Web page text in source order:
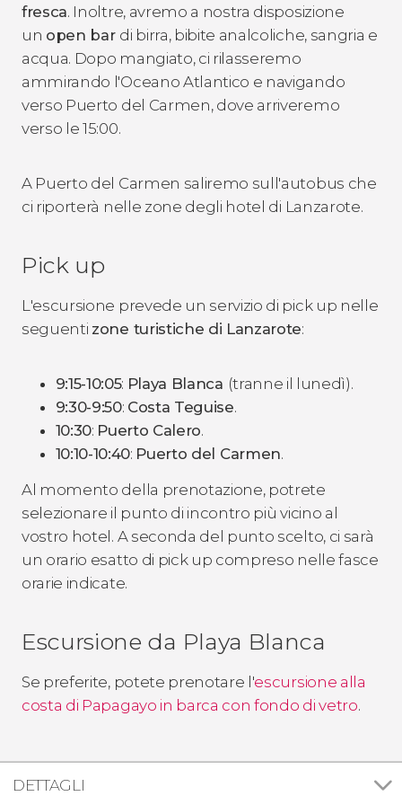
fresca. Inoltre, avremo a nostra disposizione
un open bar di birra, bibite analcoliche, sangria e
acqua. Dopo mangiato, ci rilasseremo
ammirando l'Oceano Atlantico e navigando
verso Puerto del Carmen, dove arriveremo
verso le 15:00.
A Puerto del Carmen saliremo sull'autobus che
ci riporterà nelle zone degli hotel di Lanzarote.
Pick up
L'escursione prevede un servizio di pick up nelle
seguenti zone turistiche di Lanzarote:
9:15-10:05: Playa Blanca (tranne il lunedì).
9:30-9:50: Costa Teguise.
10:30: Puerto Calero.
10:10-10:40: Puerto del Carmen.
Al momento della prenotazione, potrete
selezionare il punto di incontro più vicino al
vostro hotel. A seconda del punto scelto, ci sarà
un orario esatto di pick up compreso nelle fasce
orarie indicate.
Escursione da Playa Blanca
Se preferite, potete prenotare l'escursione alla
costa di Papagayo in barca con fondo di vetro.
DETTAGLI